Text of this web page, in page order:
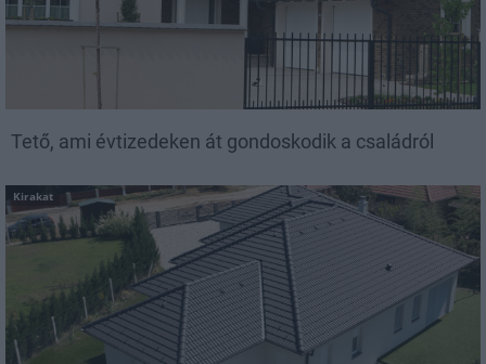
Tető, ami évtizedeken át gondoskodik a családról
Kirakat